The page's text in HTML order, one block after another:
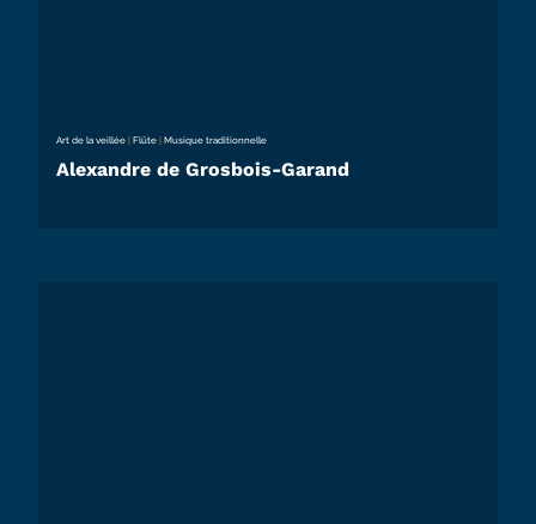
Art de la veillée |Flûte |Musique traditionnelle
Alexandre de Grosbois-Garand